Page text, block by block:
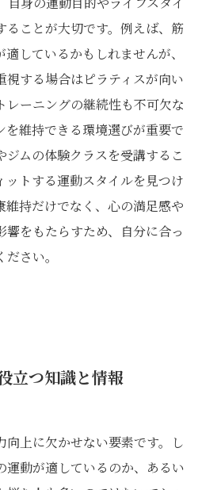
ることが大切です。例えば、筋
しているかもしれませんが、
視する場合はピラティスが向い
ーニングの継続性も不可欠な
を維持できる環境選びが重要で
ムの体験クラスを受講するこ
ットする運動スタイルを見つけ
維持だけでなく、心の満足感や
をもたらすため、自分に合っ
さい。
立つ知識と情報
向上に欠かせない要素です。し
運動が適しているのか、あるい